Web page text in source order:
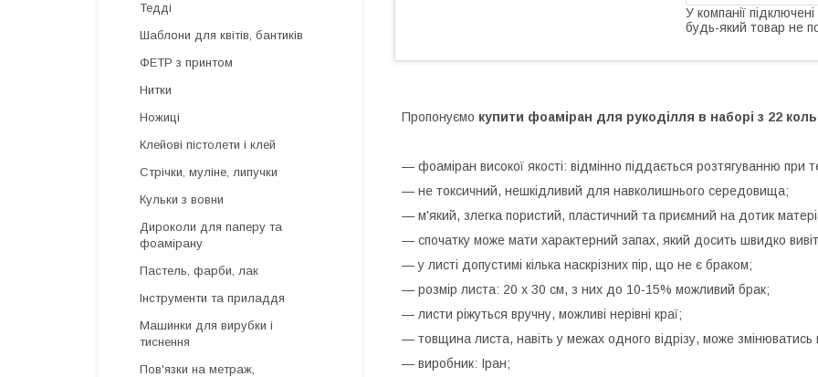
У компанії
будь-який товар не
Пропонуємо купити фоаміран для рукоділля в наборі з 22
— фоаміран високої якості: відмінно піддається розтягуванню при
— не токсичний, нешкідливий для навколишнього середовища;
— м'який, злегка пористий, пластичний та приємний на дотик
— спочатку може мати характерний запах, який досить швидко
— у листі допустимі кілька наскрізних пір, що не є браком;
— розмір листа: 20 х 30 см, з них до 10-15% можливий брак;
— листи ріжуться вручну, можливі нерівні краї;
— товщина листа, навіть у межах одного відрізу, може
— виробник: Іран;
Тедді
Шаблони для квітів, бантиків
ФЕТР з принтом
Нитки
Ножиці
Клейові пістолети і клей
Стрічки, муліне, липучки
Кульки з вовни
Дироколи для паперу та
фоамірану
Пастель, фарби, лак
Інструменти та приладдя
Машинки для вирубки і
тиснення
Пов'язки на метраж,